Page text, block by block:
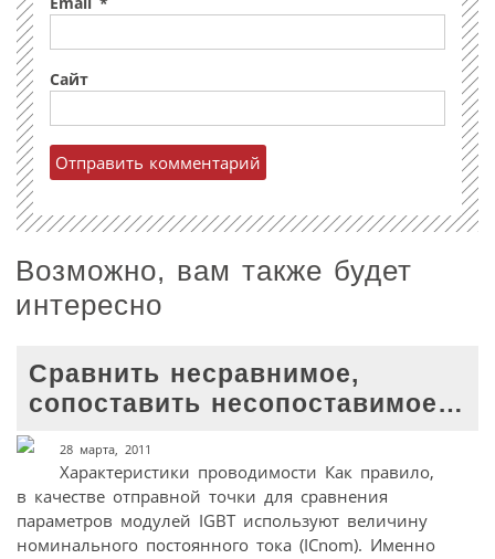
Сайт
Возможно, вам также будет
интересно
Сравнить несравнимое,
сопоставить несопоставимое…
28 марта, 2011
Характеристики проводимости Как правило,
в качестве отправной точки для сравнения
параметров модулей IGBT используют величину
номинального постоянного тока (ICnom). Именно